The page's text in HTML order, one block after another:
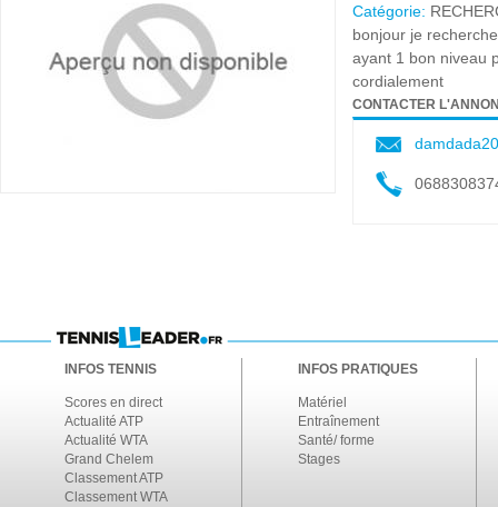
Catégorie:
bonjour je
ayant 1 bon niveau
cordialement
CONTACTER
INFOS TENNIS
Scores en direct
Actualité ATP
Actualité WTA
Grand Chelem
Classement ATP
Classement WTA
INFOS PRATIQUES
Matériel
Entraînement
Santé/ forme
Stages